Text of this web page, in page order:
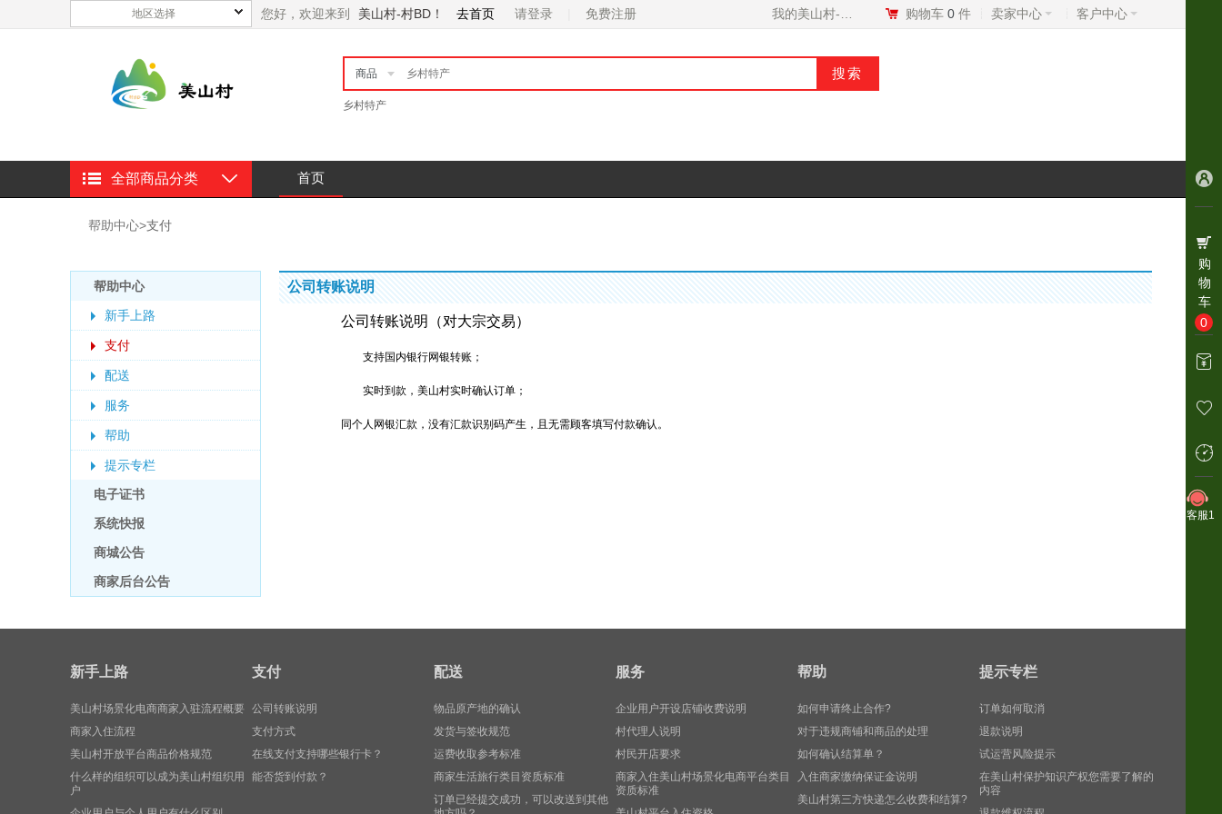
地区选择 您好，欢迎来到 美山村-村BD！ 去首页 请登录 免费注册 购物车 0 件 卖家中心 客户中心
商品
乡村特产
全部商品分类 首页
购
物
车
0
客服1
帮助中心>支付
帮助中心
新手上路
支付
配送
服务
帮助
提示专栏
电子证书
系统快报
商城公告
商家后台公告
公司转账说明
公司转账说明（对大宗交易）
支持国内银行网银转账；
实时到款，美山村实时确认订单；
同个人网银汇款，没有汇款识别码产生，且无需顾客填写付款确认。
新手上路
美山村场景化电商商家入驻流程概要
商家入住流程
美山村开放平台商品价格规范
什么样的组织可以成为美山村组织用
户
支付
公司转账说明
支付方式
在线支付支持哪些银行卡？
能否货到付款？
配送
物品原产地的确认
发货与签收规范
运费收取参考标准
商家生活旅行类目资质标准
订单已经提交成功，可以改送到其他
服务
企业用户开设店铺收费说明
村代理人说明
村民开店要求
商家入住美山村场景化电商平台类目
资质标准
帮助
如何申请终止合作?
对于违规商铺和商品的处理
如何确认结算单？
入住商家缴纳保证金说明
美山村第三方快递怎么收费和结算?
提示专栏
订单如何取消
退款说明
试运营风险提示
在美山村保护知识产权您需要了解的
内容